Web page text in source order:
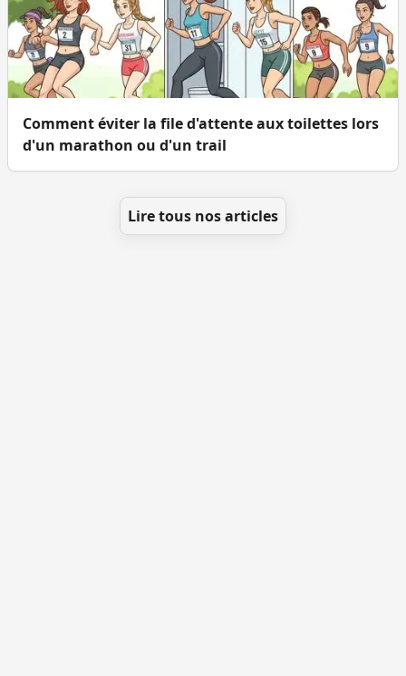
Comment éviter la file d'attente aux toilettes lors
d'un marathon ou d'un trail
Lire tous nos articles